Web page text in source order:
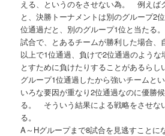
える、というのをさせない為。 例えば
と、決勝トーナメントは別のグループ2
位通過だと、別のグループ1位と当たる
試合で、とあるチームが勝利した場合、
以上で1位通過、負けで2位通過のよう
とすために負けたりすることがあるらし
グループ1位通過したから強いチームと
いろな要因が重なり2位通過なのに優勝
る。 そういう結果による戦略をさせな
る。
A～Hグループまで8試合を見逃すことに